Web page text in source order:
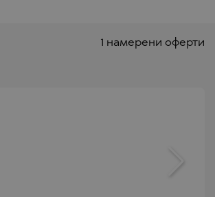
1 намерени оферти